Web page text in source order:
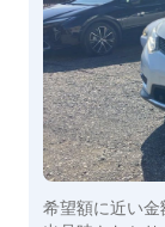
希望額に近い金